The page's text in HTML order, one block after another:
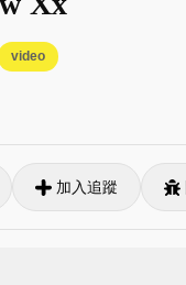
video
加入追蹤